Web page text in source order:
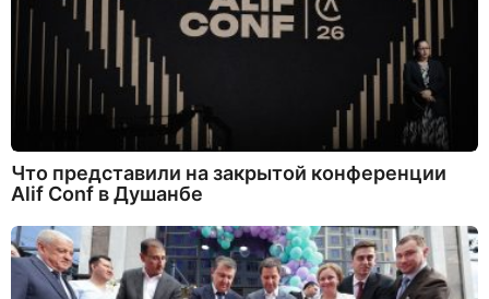
Что представили на закрытой конференции
Alif Conf в Душанбе